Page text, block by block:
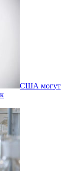
США могут